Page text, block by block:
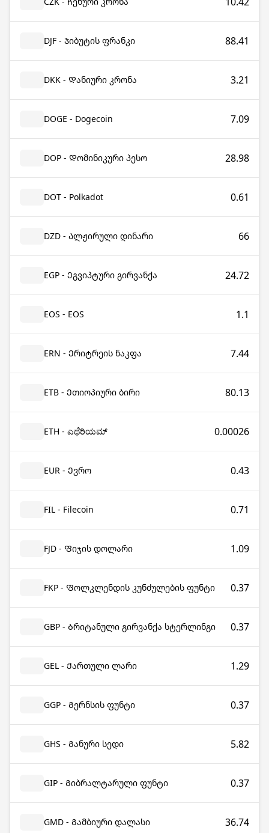
DJF - Ჯიბუტის ფრანკი 88.41
DKK - Დანიური კრონა 3.21
DOGE - Dogecoin 7.09
DOP - Დომინიკური პესო 28.98
DOT - Polkadot 0.61
DZD - Ალჟირული დინარი 66
EGP - Ეგვიპტური გირვანქა 24.72
EOS - EOS 1.1
ERN - Ერიტრეის ნაკფა 7.44
ETB - Ეთიოპიური ბირი 80.13
ETH - ಎಥೆರಿಯಮ್ 0.00026
EUR - Ევრო 0.43
FIL - Filecoin 0.71
FJD - Ფიჯის დოლარი 1.09
FKP - Ფოლკლენდის კუნძულების ფუნტი 0.37
GBP - Ბრიტანული გირვანქა სტერლინგი 0.37
GEL - Ქართული ლარი 1.29
GGP - Გერნსის ფუნტი 0.37
GHS - Განური სედი 5.82
GIP - Გიბრალტარული ფუნტი 0.37
GMD - Გამბიური დალასი 36.74